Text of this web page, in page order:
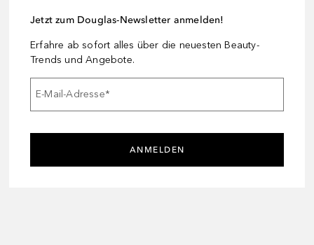
Jetzt zum Douglas-Newsletter anmelden!
Erfahre ab sofort alles über die neuesten Beauty-
Trends und Angebote.
E-Mail-Adresse*
ANMELDEN